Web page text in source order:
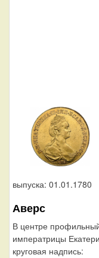
выпуска: 01.01.1780
Аверс
В центре
императрицы
круговая надпись: